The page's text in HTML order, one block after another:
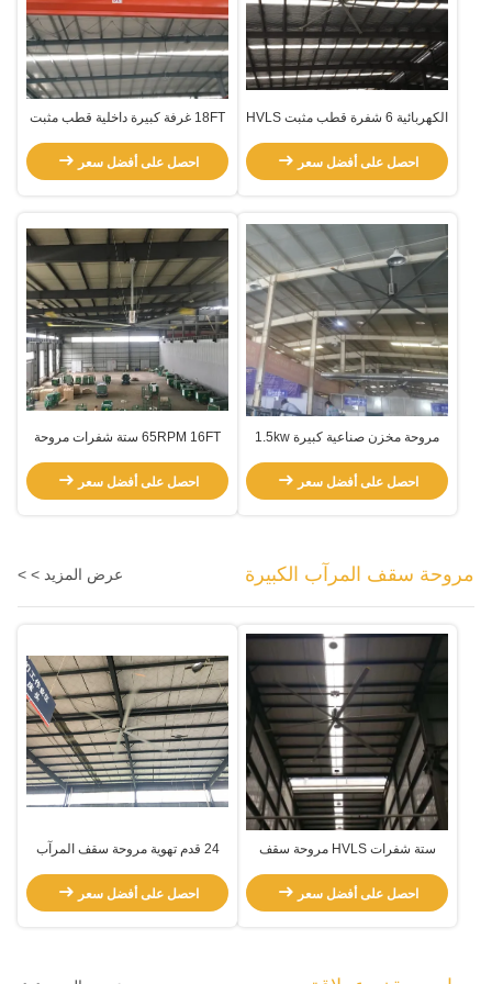
الكهربائية 6 شفرة قطب مثبت HVLS
احصل على أفضل سعر
18FT غرفة كبيرة داخلية قطب مثبت
احصل على أفضل سعر
مروحة مخزن صناعية كبيرة 1.5kw
احصل على أفضل سعر
65RPM 16FT ستة شفرات مروحة
احصل على أفضل سعر
مروحة سقف المرآب الكبيرة عرض المزيد > >
ستة شفرات HVLS مروحة سقف
احصل على أفضل سعر
24 قدم تهوية مروحة سقف المرآب
احصل على أفضل سعر